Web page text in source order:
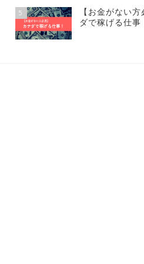
5
【お金がない
ダで稼げる仕事